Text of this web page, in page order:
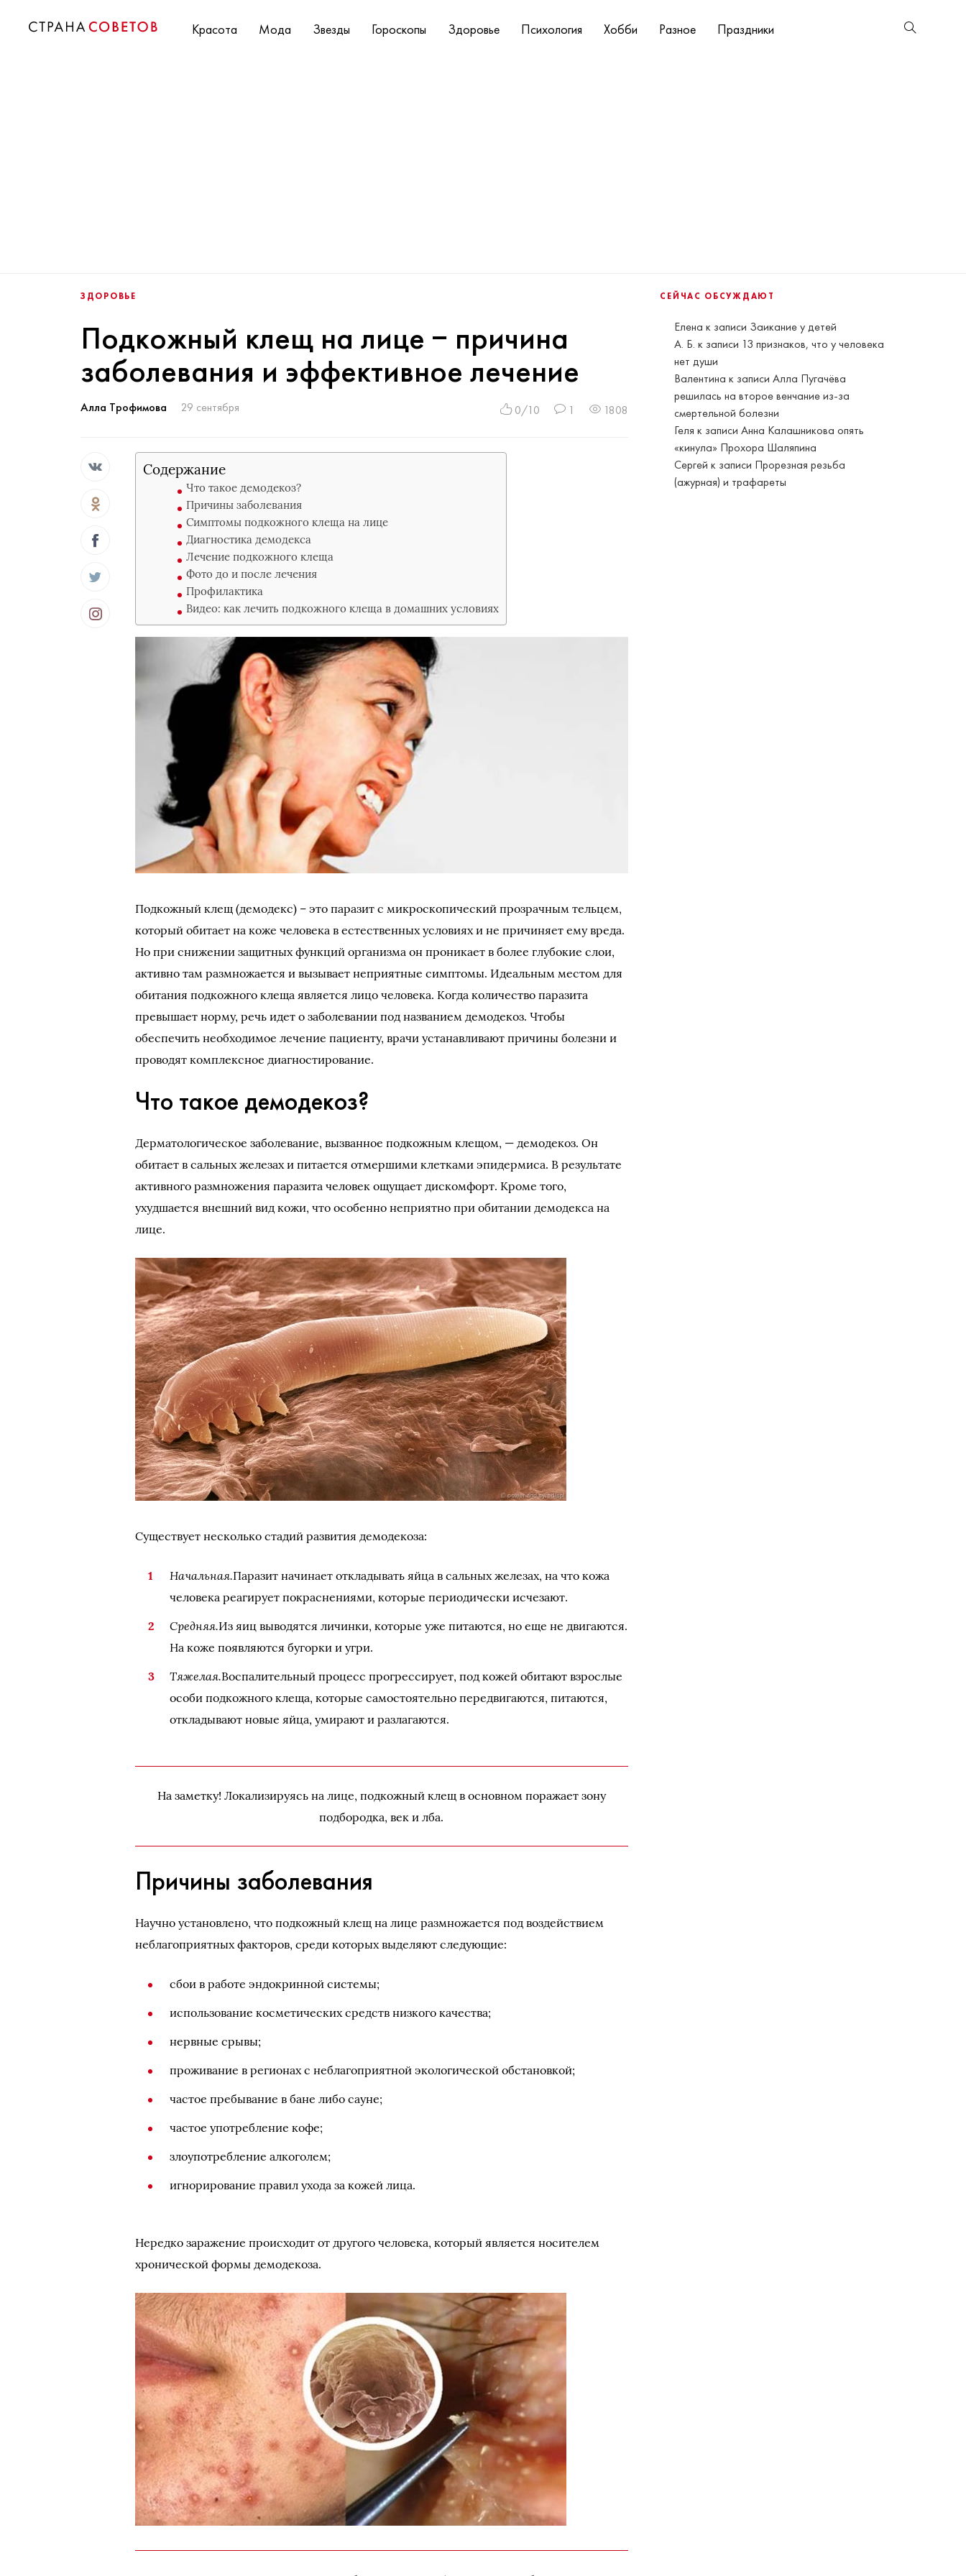
Красота Мода Звезды Гороскопы Здоровье Психология Хобби Разное Праздники
СЕЙЧАС ОБСУЖДАЮТ
Елена к записи Заикание у детей
А. Б. к записи 13 признаков, что у человека
нет души
Валентина к записиАлла Пугачёва
решилась на второе венчание из-за
смертельной болезни
Геля к записиАнна Калашникова опять
«кинула» Прохора Шаляпина
Сергей к записи Прорезная резьба
(ажурная) и трафареты
ЗДОРОВЬЕ
Подкожный клещ на лице − причина
заболевания и эффективное лечение
Алла Трофимова 29 сентября 0/10 1 1808
Содержание
Что такое демодекоз?
Причины заболевания
Симптомы подкожного клеща на лице
Диагностика демодекса
Лечение подкожного клеща
Фото до и после лечения
Профилактика
Видео: как лечить подкожного клеща в домашних условиях
Подкожный клещ (демодекс) – это паразит с микроскопический прозрачным тельцем,
который обитает на коже человека в естественных условиях и не причиняет ему вреда.
Но при снижении защитных функций организма он проникает в более глубокие слои,
активно там размножается и вызывает неприятные симптомы. Идеальным местом для
обитания подкожного клеща является лицо человека. Когда количество паразита
превышает норму, речь идет о заболевании под названием демодекоз. Чтобы
обеспечить необходимое лечение пациенту, врачи устанавливают причины болезни и
проводят комплексное диагностирование.
Что такое демодекоз?
Дерматологическое заболевание, вызванное подкожным клещом, — демодекоз. Он
обитает в сальных железах и питается отмершими клетками эпидермиса. В результате
активного размножения паразита человек ощущает дискомфорт. Кроме того,
ухудшается внешний вид кожи, что особенно неприятно при обитании демодекса на
лице.
Существует несколько стадий развития демодекоза:
Начальная.Паразит начинает откладывать яйца в сальных железах, на что кожа
человека реагирует покраснениями, которые периодически исчезают.
Средняя.Из яиц выводятся личинки, которые уже питаются, но еще не двигаются.
На коже появляются бугорки и угри.
Тяжелая.Воспалительный процесс прогрессирует, под кожей обитают взрослые
особи подкожного клеща, которые самостоятельно передвигаются, питаются,
откладывают новые яйца, умирают и разлагаются.
На заметку! Локализируясь на лице, подкожный клещ в основном поражает зону
подбородка, век и лба.
Причины заболевания
Научно установлено, что подкожный клещ на лице размножается под воздействием
неблагоприятных факторов, среди которых выделяют следующие:
сбои в работе эндокринной системы;
использование косметических средств низкого качества;
нервные срывы;
проживание в регионах с неблагоприятной экологической обстановкой;
частое пребывание в бане либо сауне;
частое употребление кофе;
злоупотребление алкоголем;
игнорирование правил ухода за кожей лица.
Нередко заражение происходит от другого человека, который является носителем
хронической формы демодекоза.